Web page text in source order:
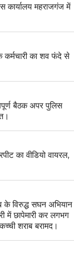
कार्यालय महराजगंज में
का शव फंदे से
बैठक अपर पुलिस
का वीडियो वायरल,
के विरुद्ध सघन अभियान
में छापेमारी कर लगभग
शराब बरामद।